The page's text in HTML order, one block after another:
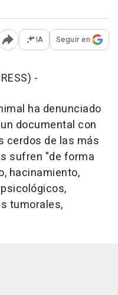
Abrir opciones para
IA Seguir en
-
ha denunciado
documental con
cerdos de las más
sufren "de forma
hacinamiento,
tumorales,